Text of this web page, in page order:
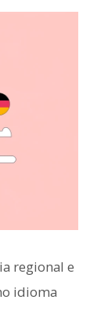
regional e
idioma